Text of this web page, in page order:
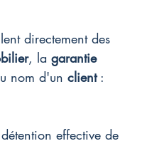
directement des
, la garantie
nom d'un client :
effective de